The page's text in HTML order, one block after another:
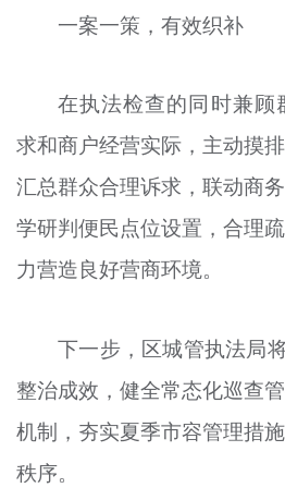
一案一策，有效织补
在执法检查的同时兼顾
求和商户经营实际，主动摸
汇总群众合理诉求，联动商
学研判便民点位设置，合理
力营造良好营商环境。
下一步，区城管执法局
整治成效，健全常态化巡查
机制，夯实夏季市容管理措
秩序。